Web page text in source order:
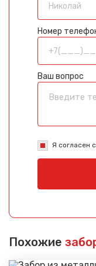
Номер
Ваш вопрос
Я согласен с
Похожие